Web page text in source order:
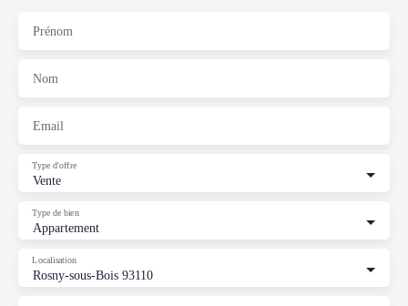
Prénom
Nom
Email
Vente
Type d'offre
Appartement
Type de bien
Rosny-sous-Bois 93110
Localisation